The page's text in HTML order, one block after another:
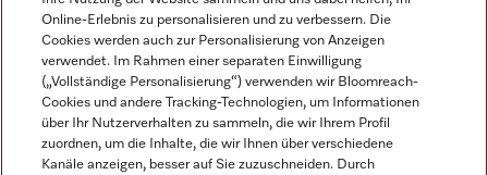
Miele auf Instagram
Miele auf Facebook
Miele auf Youtube
Online-Erlebnis zu personalisieren und zu verbessern. Die
Cookies werden auch zur Personalisierung von Anzeigen
verwendet. Im Rahmen einer separaten Einwilligung
(„Vollständige Personalisierung“) verwenden wir Bloomreach-
Cookies und andere Tracking-Technologien, um Informationen
über Ihr Nutzerverhalten zu sammeln, die wir Ihrem Profil
zuordnen, um die Inhalte, die wir Ihnen über verschiedene
Kanäle anzeigen, besser auf Sie zuzuschneiden. Durch